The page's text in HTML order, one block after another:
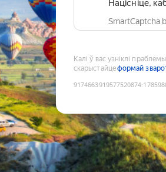
Націсніце,
SmartCaptcha
Калі ў вас узніклі
скарыстайцеформай
9174663919577520874: